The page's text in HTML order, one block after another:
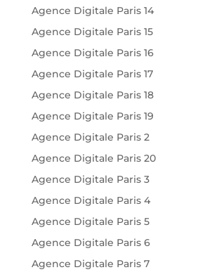
Agence Digitale Paris 14
Agence Digitale Paris 15
Agence Digitale Paris 16
Agence Digitale Paris 17
Agence Digitale Paris 18
Agence Digitale Paris 19
Agence Digitale Paris 2
Agence Digitale Paris 20
Agence Digitale Paris 3
Agence Digitale Paris 4
Agence Digitale Paris 5
Agence Digitale Paris 6
Agence Digitale Paris 7